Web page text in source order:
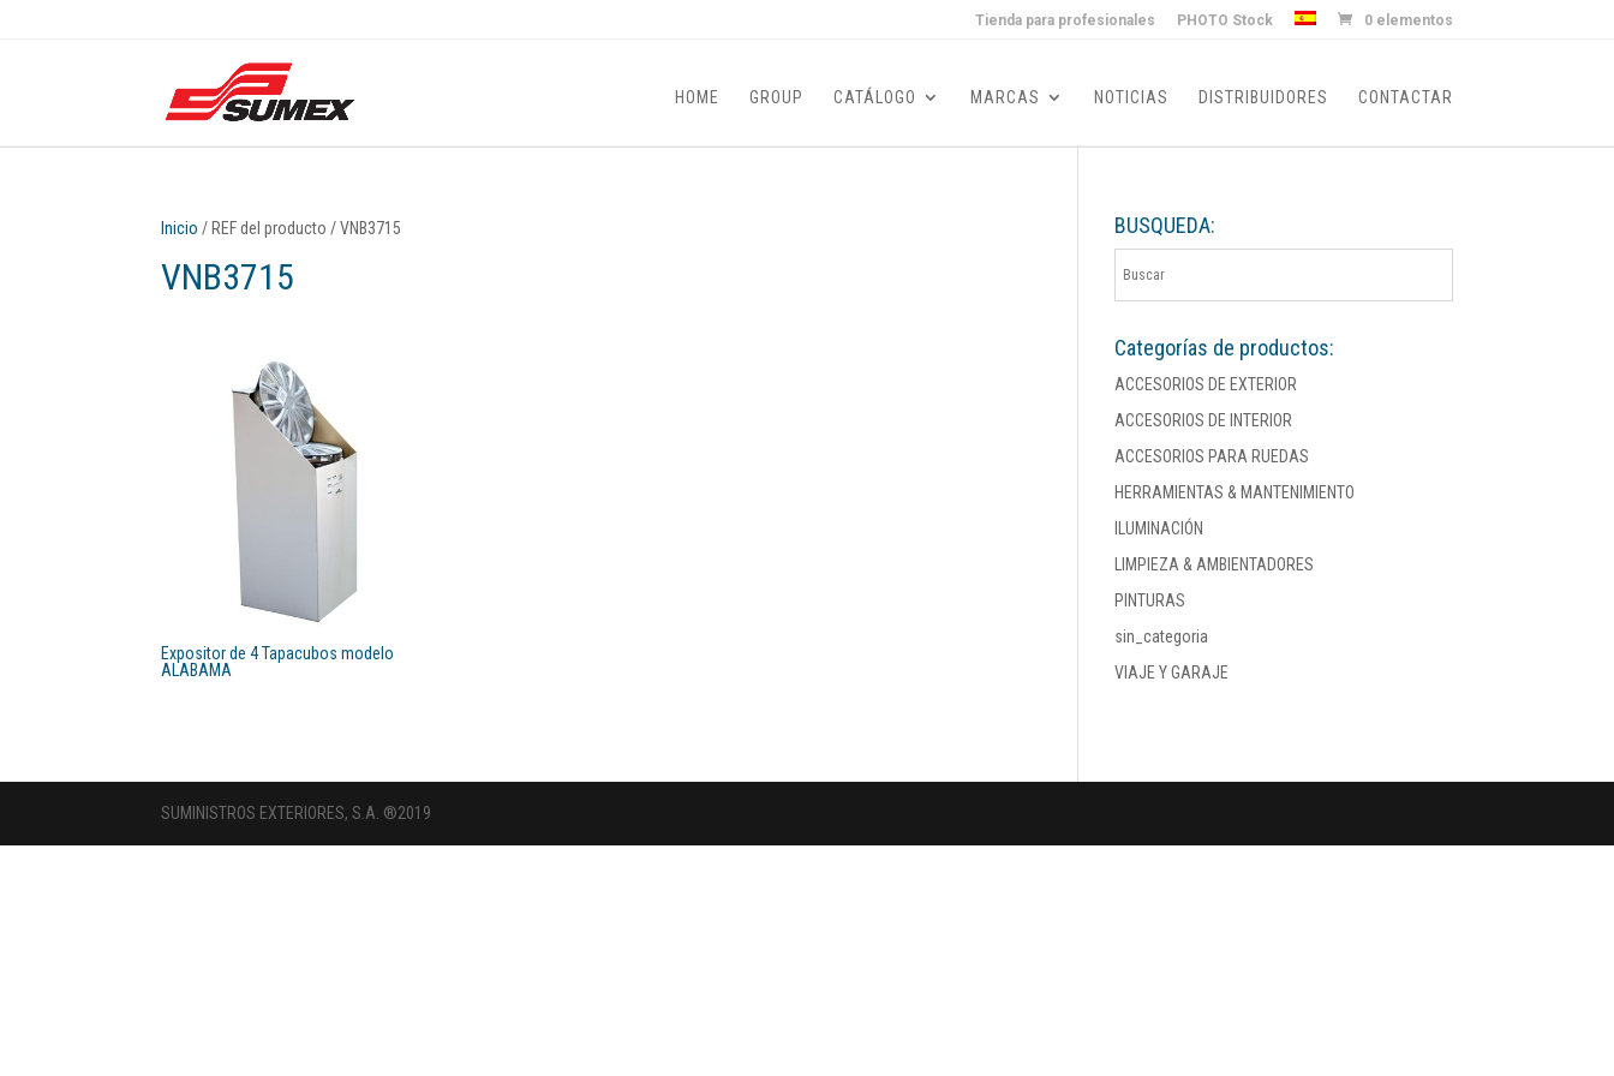
Tienda para profesionales PHOTO Stock 0 elementos
HOME GROUP CATÁLOGO MARCAS NOTICIAS DISTRIBUIDORES CONTACTAR
Inicio / REF del producto / VNB3715
VNB3715
Expositor de 4 Tapacubos modelo
ALABAMA
BUSQUEDA:
Categorías de productos:
ACCESORIOS DE EXTERIOR
ACCESORIOS DE INTERIOR
ACCESORIOS PARA RUEDAS
HERRAMIENTAS & MANTENIMIENTO
ILUMINACIÓN
LIMPIEZA & AMBIENTADORES
PINTURAS
sin_categoria
VIAJE Y GARAJE
SUMINISTROS EXTERIORES, S.A. ®2019